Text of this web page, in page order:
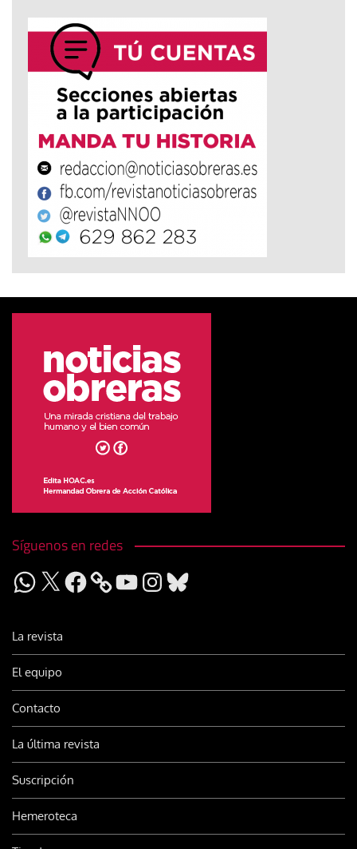
Síguenos en redes
WhatsApp
X Facebook YouTubeInstagram
Bluesky
La revista
El equipo
Contacto
La última revista
Suscripción
Hemeroteca